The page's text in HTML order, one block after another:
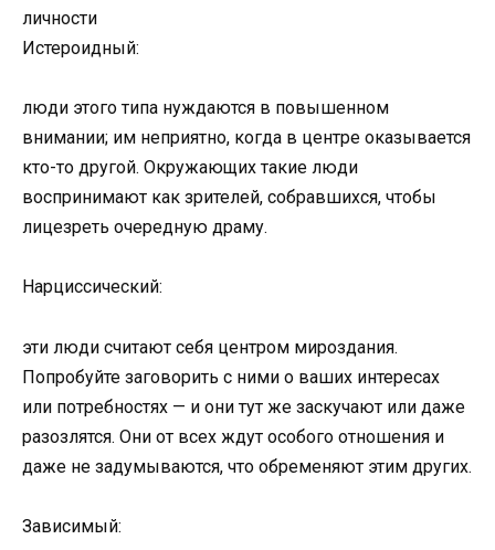
личности
Истероидный:
люди этого типа нуждаются в повышенном
внимании; им неприятно, когда в центре оказывается
кто-то другой. Окружающих такие люди
воспринимают как зрителей, собравшихся, чтобы
лицезреть очередную драму.
Нарциссический:
эти люди считают себя центром мироздания.
Попробуйте заговорить с ними о ваших интересах
или потребностях — и они тут же заскучают или даже
разозлятся. Они от всех ждут особого отношения и
даже не задумываются, что обременяют этим других.
Зависимый: